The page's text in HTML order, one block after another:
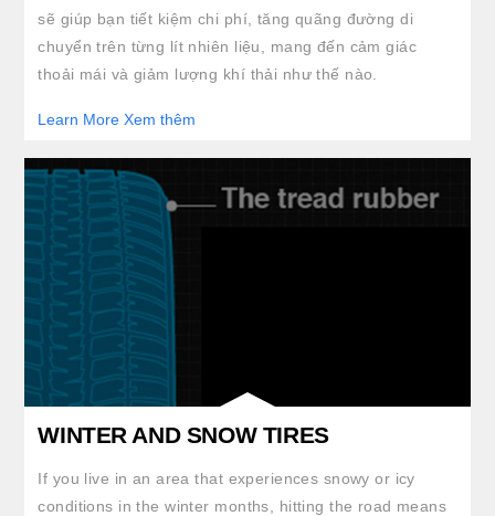
sẽ giúp bạn tiết kiệm chi phí, tăng quãng đường di
chuyển trên từng lít nhiên liệu, mang đến cảm giác
thoải mái và giảm lượng khí thải như thế nào.
Learn More Xem thêm
WINTER AND SNOW TIRES
If you live in an area that experiences snowy or icy
conditions in the winter months, hitting the road means